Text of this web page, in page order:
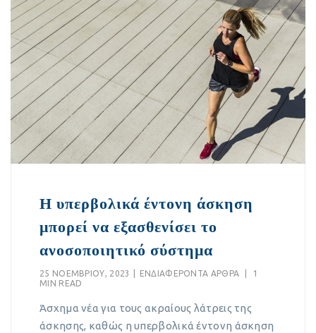
Η υπερβολικά έντονη άσκηση
μπορεί να εξασθενίσει το
ανοσοποιητικό σύστημα
25 ΝΟΕΜΒΡΊΟΥ, 2023 EΝΔΙΑΦΈΡΟΝΤΑ ΆΡΘΡΑ
1
MIN READ
Άσχημα νέα για τους ακραίους λάτρεις της
άσκησης, καθώς η υπερβολικά έντονη άσκηση